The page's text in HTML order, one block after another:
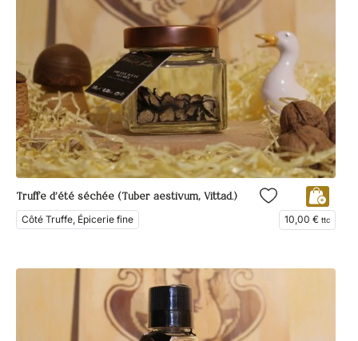
Truffe d’été séchée (Tuber aestivum, Vittad.)
Côté Truffe, Épicerie fine 10,00 € ttc